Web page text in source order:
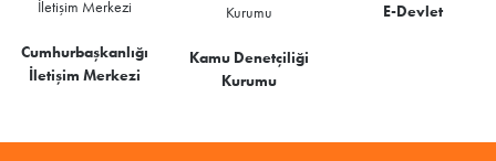
Cumhurbaşkanlığı
İletişim Merkezi
Kamu Denetçiliği
Kurumu
E-Devlet